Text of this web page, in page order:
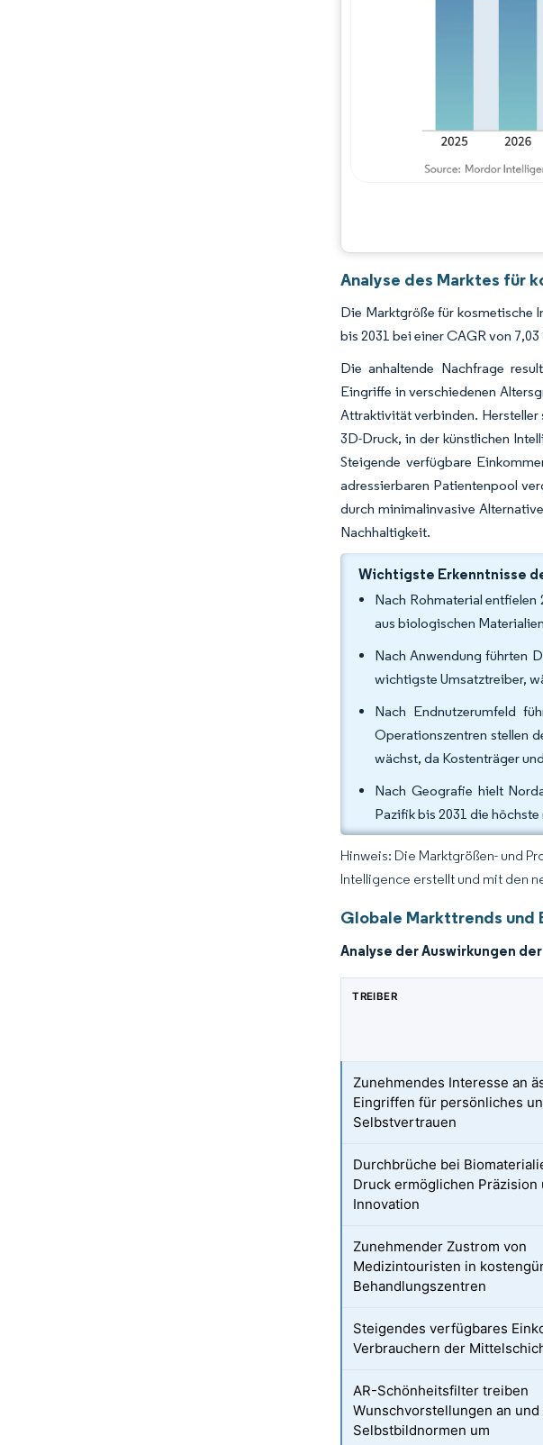
Analyse des Marktes für
Die Marktgröße für kosmetische
bis 2031 bei einer CAGR von
Die anhaltende Nachfrage
Eingriffe in verschiedenen
Attraktivität verbinden. Hersteller
3D-Druck, in der künstlichen
Steigende verfügbare
adressierbaren Patientenpool
durch minimalinvasive
Nachhaltigkeit.
Wichtigste Erkenntnisse
Nach Rohmaterial
aus biologischen
Nach Anwendung führten
wichtigste Umsatztreiber,
Nach Endnutzerumfeld
Operationszentren stellen
wächst, da Kostenträger
Nach Geografie hielt
Pazifik bis 2031 die
Hinweis: Die Marktgrößen- und
Intelligence erstellt und mit den
Globale Markttrends und
Analyse der Auswirkungen
TREIBER
Zunehmendes Interesse an
Eingriffen für persönliches
Selbstvertrauen
Durchbrüche bei
Druck ermöglichen Präzision
Innovation
Zunehmender Zustrom von
Medizintouristen in
Behandlungszentren
Steigendes verfügbares
Verbrauchern der
AR-Schönheitsfilter treiben
Wunschvorstellungen an und
Selbstbildnormen um